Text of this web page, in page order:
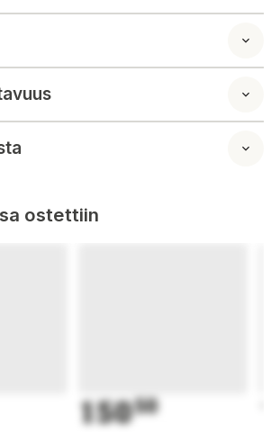
tjockt material som lägger sig som
stänktålig yta
både inomhus och utomhus
x 220 cm
ostettiin
15050